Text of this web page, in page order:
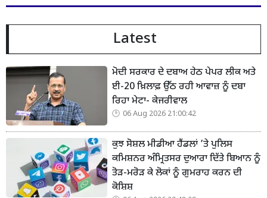
Latest
ਮੋਦੀ ਸਰਕਾਰ ਦੇ ਦਬਾਅ ਹੇਠ ਪੇਪਰ ਲੀਕ ਅਤੇ
ਈ-20 ਖ਼ਿਲਾਫ਼ ਉੱਠ ਰਹੀ ਆਵਾਜ਼ ਨੂੰ ਦਬਾ
ਰਿਹਾ ਮੇਟਾ- ਕੇਜਰੀਵਾਲ
06 Aug 2026 21:00:42
ਕੁਝ ਸੋਸ਼ਲ ਮੀਡੀਆ ਹੈਂਡਲਾਂ ’ਤੇ ਪੁਲਿਸ
ਕਮਿਸ਼ਨਰ ਅੰਮ੍ਰਿਤਸਰ ਦੁਆਰਾ ਦਿੱਤੇ ਬਿਆਨ ਨੂੰ
ਤੋੜ-ਮਰੋੜ ਕੇ ਲੋਕਾਂ ਨੂੰ ਗੁਮਰਾਹ ਕਰਨ ਦੀ
ਕੋਸ਼ਿਸ਼